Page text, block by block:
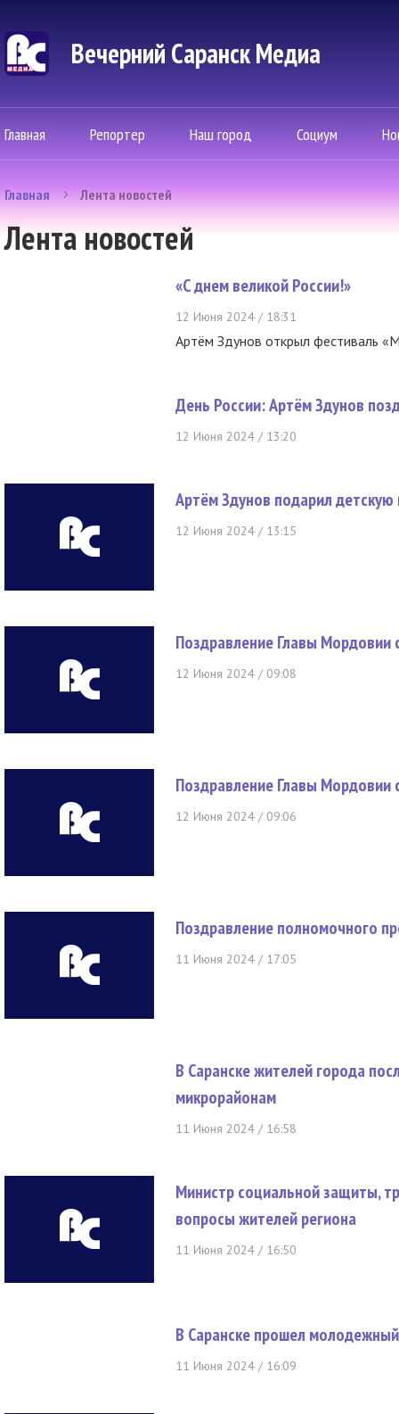
Вечерний Саранск Mедиа
Главная Репортер Наш город Социум
Главная Лента новостей
Лента новостей
«С днем великой России!»
12 Июня 2024 / 18:31
Артём Здунов открыл фестиваль
День России: Артём Здунов
12 Июня 2024 / 13:20
Артём Здунов подарил детскую
12 Июня 2024 / 13:15
Поздравление Главы Мордовии
12 Июня 2024 / 09:08
Поздравление Главы Мордовии
12 Июня 2024 / 09:06
Поздравление полномочного
11 Июня 2024 / 17:05
В Саранске жителей города
микрорайонам
11 Июня 2024 / 16:58
Министр социальной защиты,
вопросы жителей региона
11 Июня 2024 / 16:50
В Саранске прошел
11 Июня 2024 / 16:09